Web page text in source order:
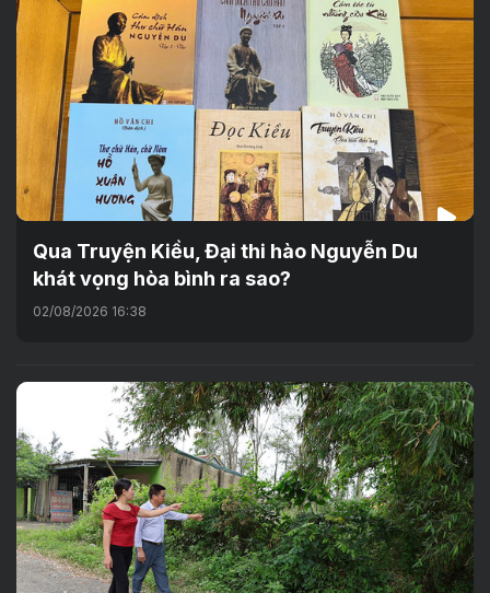
Qua Truyện Kiều, Đại thi hào Nguyễn Du
khát vọng hòa bình ra sao?
02/08/2026 16:38